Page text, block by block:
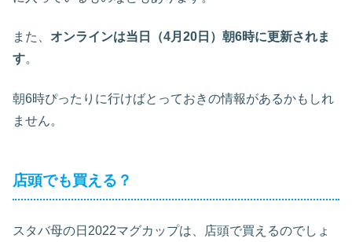
また、 オンラインは当日（4月20日）朝6時に更新されま
す。
朝6時ぴったりに行けばとっておきの情報があるかもしれ
ません。
店頭でも買える？
スタバ母の日2022マグカップは、店頭で買えるのでしょ